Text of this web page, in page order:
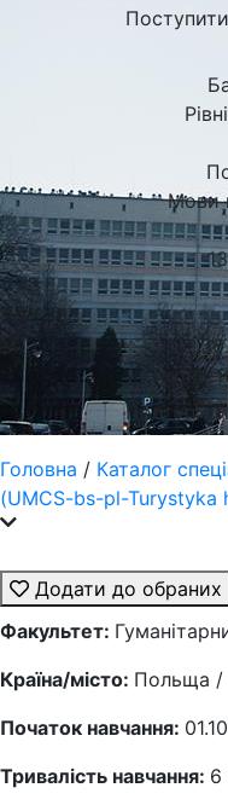
Поступити
Мови
Поступити
Головна / Каталог
(UMCS-bs-pl-Turystyka
Додати до обраних
Факультет:
Країна/місто: Польща /
Початок навчання:
Тривалість навчання: 6